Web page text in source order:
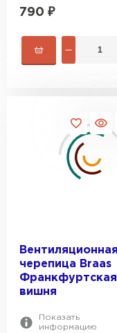
790 ₽
Вентиляционная
черепица Braas
Франкфуртская
вишня
Показать
информацию